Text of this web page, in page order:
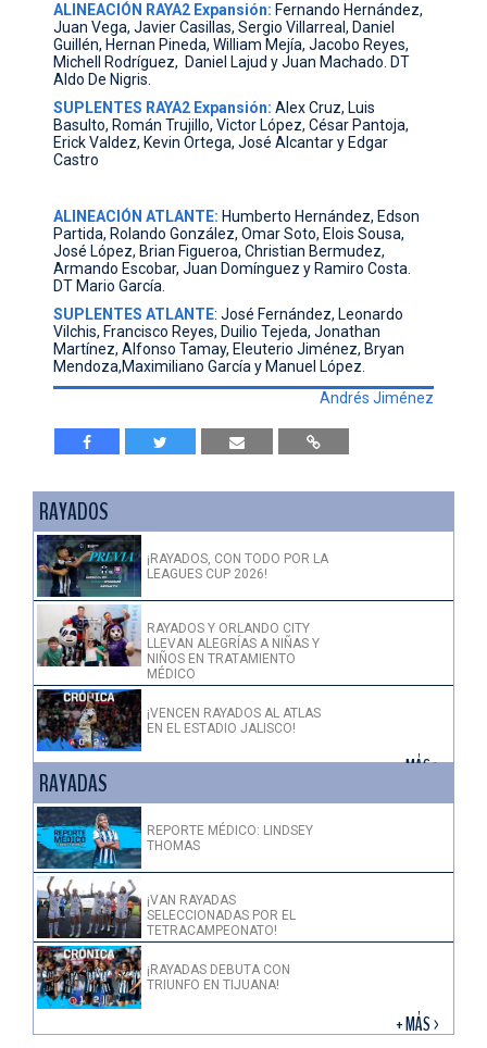
ALINEACIÓN RAYA2 Expansión: Fernando Hernández,
Juan Vega, Javier Casillas, Sergio Villarreal, Daniel
Guillén, Hernan Pineda, William Mejía, Jacobo Reyes,
Michell Rodríguez, Daniel Lajud y Juan Machado. DT
Aldo De Nigris.
SUPLENTES RAYA2 Expansión: Alex Cruz, Luis
Basulto, Román Trujillo, Victor López, César Pantoja,
Erick Valdez, Kevin Ortega, José Alcantar y Edgar
Castro
ALINEACIÓN ATLANTE: Humberto Hernández, Edson
Partida, Rolando González, Omar Soto, Elois Sousa,
José López, Brian Figueroa, Christian Bermudez,
Armando Escobar, Juan Domínguez y Ramiro Costa.
DT Mario García.
SUPLENTES ATLANTE: José Fernández, Leonardo
Vilchis, Francisco Reyes, Duilio Tejeda, Jonathan
Martínez, Alfonso Tamay, Eleuterio Jiménez, Bryan
Mendoza,Maximiliano García y Manuel López.
Andrés Jiménez
RAYADOS
¡RAYADOS, CON TODO POR LA
LEAGUES CUP 2026!
RAYADOS Y ORLANDO CITY
LLEVAN ALEGRÍAS A NIÑAS Y
NIÑOS EN TRATAMIENTO
MÉDICO
¡VENCEN RAYADOS AL ATLAS
EN EL ESTADIO JALISCO!
+ MÁS >
RAYADAS
REPORTE MÉDICO: LINDSEY
THOMAS
¡VAN RAYADAS
SELECCIONADAS POR EL
TETRACAMPEONATO!
¡RAYADAS DEBUTA CON
TRIUNFO EN TIJUANA!
+ MÁS >